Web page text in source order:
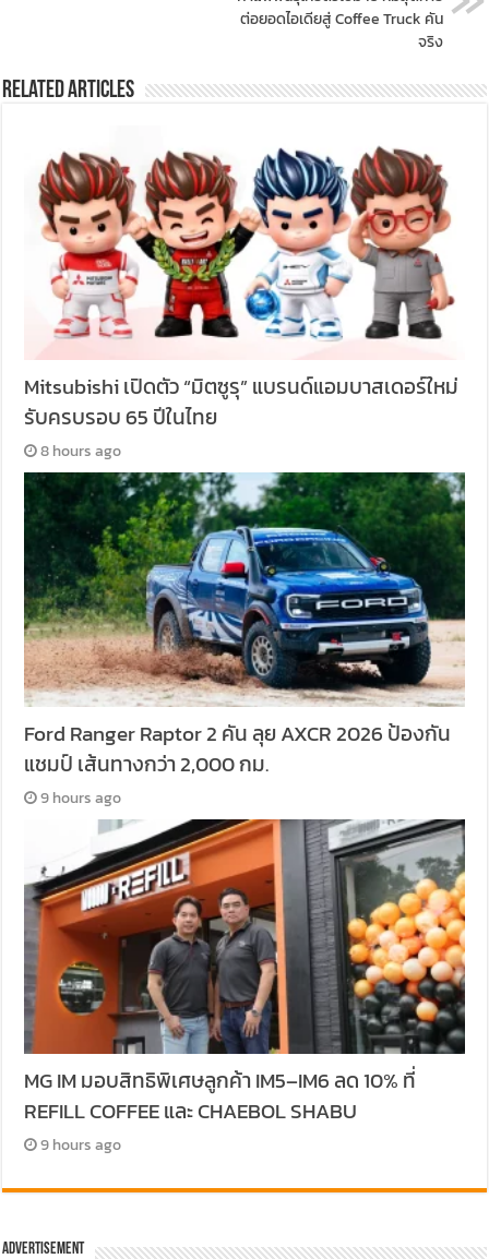
ต่อยอดไอเดียสู่ Coffee Truck คัน
จริง
Related Articles
Mitsubishi เปิดตัว “มิตซูรุ” แบรนด์แอมบาสเดอร์ใหม่
รับครบรอบ 65 ปีในไทย
8 hours ago
Ford Ranger Raptor 2 คัน ลุย AXCR 2026 ป้องกัน
แชมป์ เส้นทางกว่า 2,000 กม.
9 hours ago
MG IM มอบสิทธิพิเศษลูกค้า IM5–IM6 ลด 10% ที่
REFILL COFFEE และ CHAEBOL SHABU
9 hours ago
Advertisement